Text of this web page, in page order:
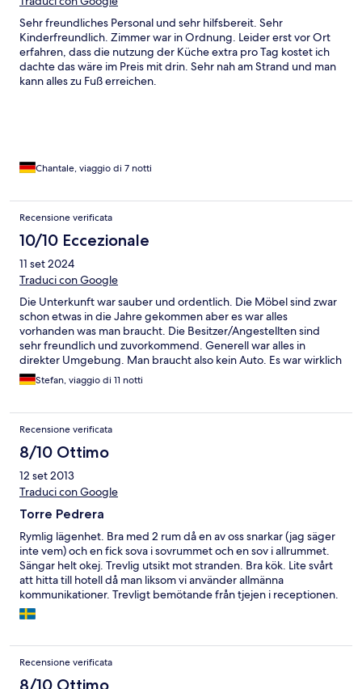
Sehr freundliches Personal und sehr hilfsbereit. Sehr
Kinderfreundlich. Zimmer war in Ordnung. Leider erst vor Ort
erfahren, dass die nutzung der Küche extra pro Tag kostet ich
dachte das wäre im Preis mit drin. Sehr nah am Strand und man
kann alles zu Fuß erreichen.
Chantale, viaggio di 7 notti
Recensione verificata
10/10 Eccezionale
11 set 2024
Traduci con Google
Die Unterkunft war sauber und ordentlich. Die Möbel sind zwar
schon etwas in die Jahre gekommen aber es war alles
vorhanden was man braucht. Die Besitzer/Angestellten sind
sehr freundlich und zuvorkommend. Generell war alles in
direkter Umgebung. Man braucht also kein Auto. Es war wirklich
ein sehr schöner und erholsamer Urlaub! Vielen Dank nochmals
für alles!
Stefan, viaggio di 11 notti
Recensione verificata
8/10 Ottimo
12 set 2013
Traduci con Google
Torre Pedrera
Rymlig lägenhet. Bra med 2 rum då en av oss snarkar (jag säger
inte vem) och en fick sova i sovrummet och en sov i allrummet.
Sängar helt okej. Trevlig utsikt mot stranden. Bra kök. Lite svårt
att hitta till hotell då man liksom vi använder allmänna
kommunikationer. Trevligt bemötande från tjejen i receptionen.
Trevlig pool.
Recensione verificata